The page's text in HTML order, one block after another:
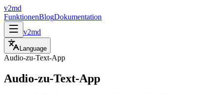
v2md
FunktionenBlogDokumentation
v2md
Language
Audio-zu-Text-App
Audio-zu-Text-App